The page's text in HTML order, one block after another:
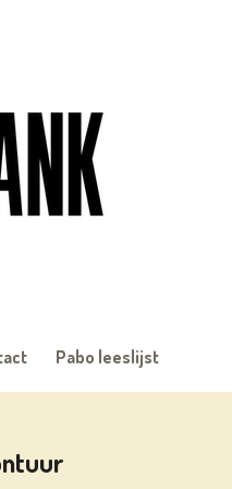
Pabo leeslijst